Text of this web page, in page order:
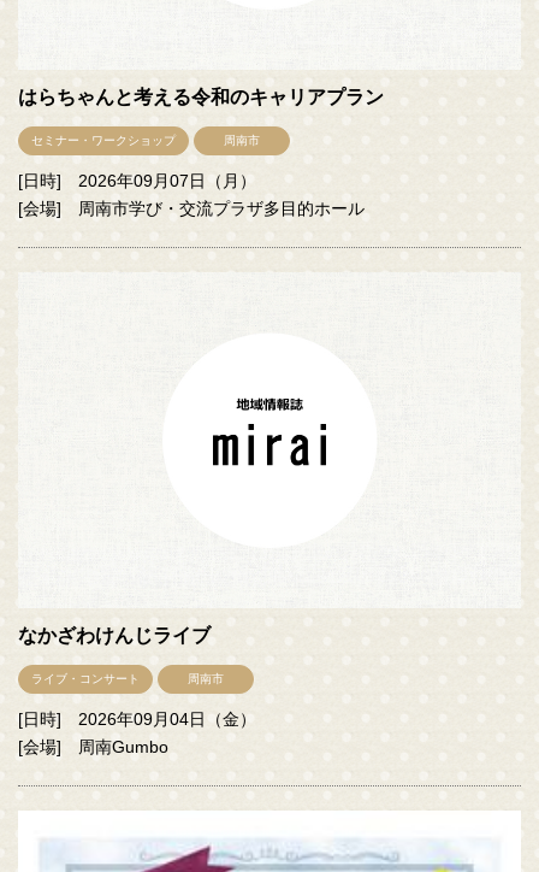
はらちゃんと考える令和のキャリアプラン
セミナー・ワークショップ 周南市
[日時] 2026年09月07日（月）
[会場] 周南市学び・交流プラザ多目的ホール
なかざわけんじライブ
ライブ・コンサート 周南市
[日時] 2026年09月04日（金）
[会場] 周南Gumbo